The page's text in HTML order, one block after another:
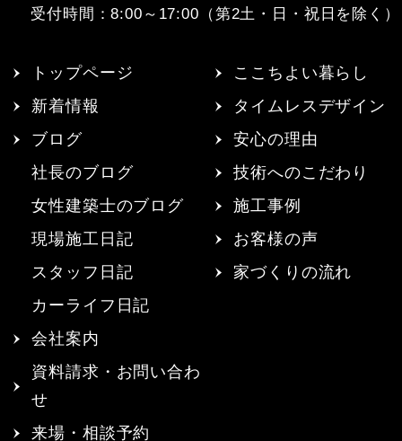
受付時間：8:00～17:00（第2土・日・祝日を除く）
トップページ
新着情報
ブログ
社長のブログ
女性建築士のブログ
現場施工日記
スタッフ日記
カーライフ日記
ここちよい暮らし
タイムレスデザイン
安心の理由
技術へのこだわり
施工事例
お客様の声
家づくりの流れ
会社案内
資料請求・お問い合わ
せ
来場・相談予約